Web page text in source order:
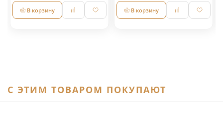
В корзину В корзину
C ЭТИМ ТОВАРОМ ПОКУПАЮТ